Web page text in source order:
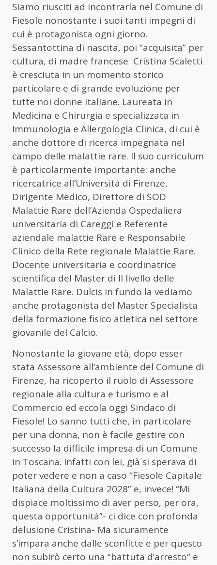
Siamo riusciti ad incontrarla nel Comune di
Fiesole nonostante i suoi tanti impegni di
cui è protagonista ogni giorno.
Sessantottina di nascita, poi “acquisita” per
cultura, di madre francese Cristina Scaletti
è cresciuta in un momento storico
particolare e di grande evoluzione per
tutte noi donne italiane. Laureata in
Medicina e Chirurgia e specializzata in
Immunologia e Allergologia Clinica, di cui è
anche dottore di ricerca impegnata nel
campo delle malattie rare. Il suo curriculum
è particolarmente importante: anche
ricercatrice all’Università di Firenze,
Dirigente Medico, Direttore di SOD
Malattie Rare dell’Azienda Ospedaliera
universitaria di Careggi e Referente
aziendale malattie Rare e Responsabile
Clinico della Rete regionale Malattie Rare.
Docente universitaria e coordinatrice
scientifica del Master di II livello delle
Malattie Rare. Dulcis in fundo la vediamo
anche protagonista del Master Specialista
della formazione fisico atletica nel settore
giovanile del Calcio.
Nonostante la giovane età, dopo esser
stata Assessore all’ambiente del Comune di
Firenze, ha ricoperto il ruolo di Assessore
regionale alla cultura e turismo e al
Commercio ed eccola oggi Sindaco di
Fiesole! Lo sanno tutti che, in particolare
per una donna, non è facile gestire con
successo la difficile impresa di un Comune
in Toscana. Infatti con lei, già si sperava di
poter vedere e non a caso “Fiesole Capitale
Italiana della Cultura 2028” e, invece! “Mi
dispiace moltissimo di aver perso, per ora,
questa opportunità”- ci dice con profonda
delusione Cristina- Ma sicuramente
s’impara anche dalle sconfitte e per questo
non subirò certo una “battuta d’arresto” e